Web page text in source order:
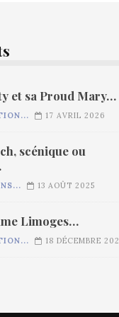
et sa Proud Mary…
17 AVRIL 2026
scénique ou
13 AOÛT 2025
Limoges…
18 DÉCEMBRE